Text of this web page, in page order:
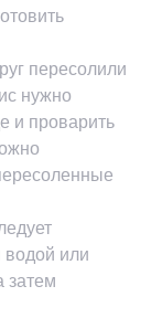
пересолили
нужно
и проварить
водой или
затем